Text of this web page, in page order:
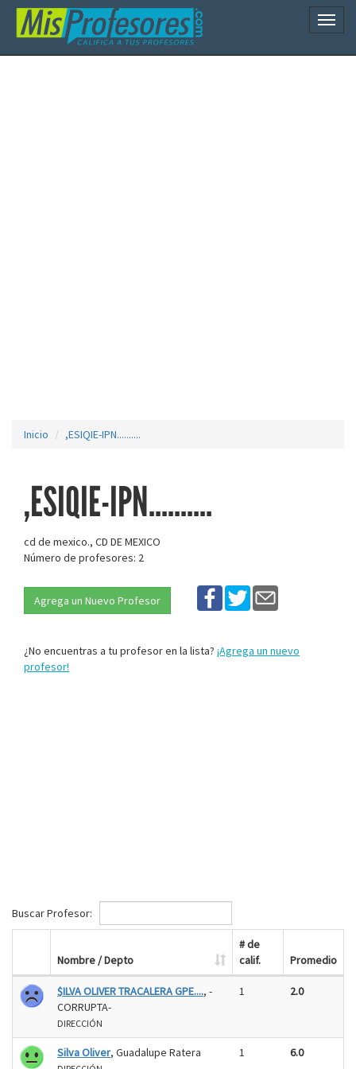
Inicio ,ESIQIE-IPN..........
,ESIQIE-IPN..........
cd de mexico., CD DE MEXICO
Número de profesores: 2
Agrega un Nuevo Profesor
¿No encuentras a tu profesor en la lista? ¡Agrega un nuevo
profesor!
Buscar Profesor:
Nombre / Depto
# de
calif.
Promedio
$ILVA OLIVER TRACALERA GPE...., -
CORRUPTA-
DIRECCIÓN
1 2.0
Silva Oliver, Guadalupe Ratera 1 6.0